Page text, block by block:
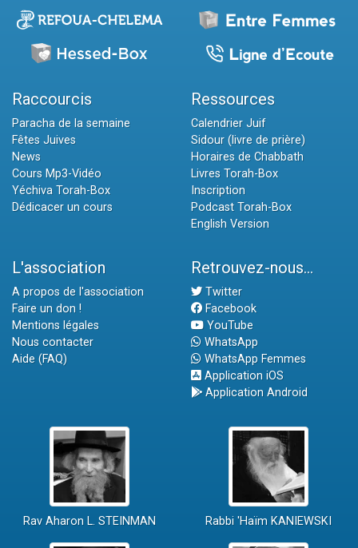
Raccourcis
Paracha de la semaine
Fêtes Juives
News
Cours Mp3-Vidéo
Yéchiva Torah-Box
Dédicacer un cours
Ressources
Calendrier Juif
Sidour (livre de prière)
Horaires de Chabbath
Livres Torah-Box
Inscription
Podcast Torah-Box
English Version
L'association
A propos de l'association
Faire un don !
Mentions légales
Nous contacter
Aide (FAQ)
Retrouvez-nous...
Twitter
Facebook
YouTube
WhatsApp
WhatsApp Femmes
Application iOS
Application Android
Rav Aharon L. STEINMAN Rabbi 'Haïm KANIEWSKI